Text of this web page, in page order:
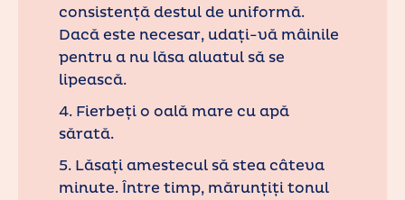
consistență destul de uniformă.
Dacă este necesar, udați-vă mâinile
pentru a nu lăsa aluatul să se
lipească.
4. Fierbeți o oală mare cu apă
sărată.
5. Lăsați amestecul să stea câteva
minute. Între timp, mărunțiți tonul